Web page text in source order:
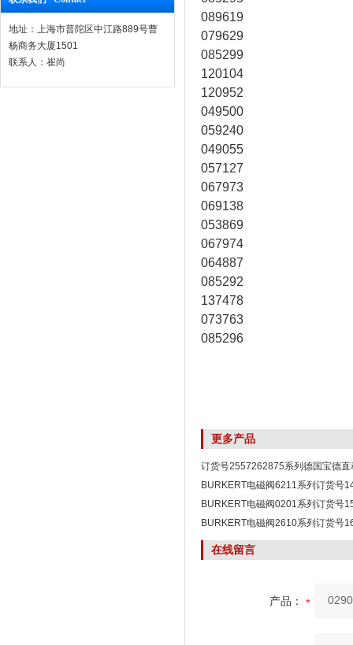
地址：上海市普陀区中江路889号曹
杨商务大厦1501
联系人：崔尚
089619
079629
085299
120104
120952
049500
059240
049055
057127
067973
069138
053869
067974
064887
085292
137478
073763
085296
更多产品
订货号2557262875系列德国宝德直
BURKERT电磁阀
BURKERT电磁阀6211系列订货号
BURKERT电磁阀0201系列订货号
BURKERT电磁阀2610系列订货号
在线留言
产品：